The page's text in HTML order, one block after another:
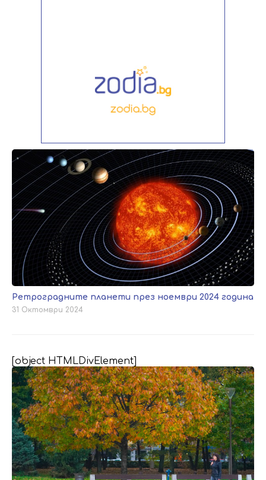
Ретроградните планети през ноември 2024 година
31 Октомври 2024
[object HTMLDivElement]